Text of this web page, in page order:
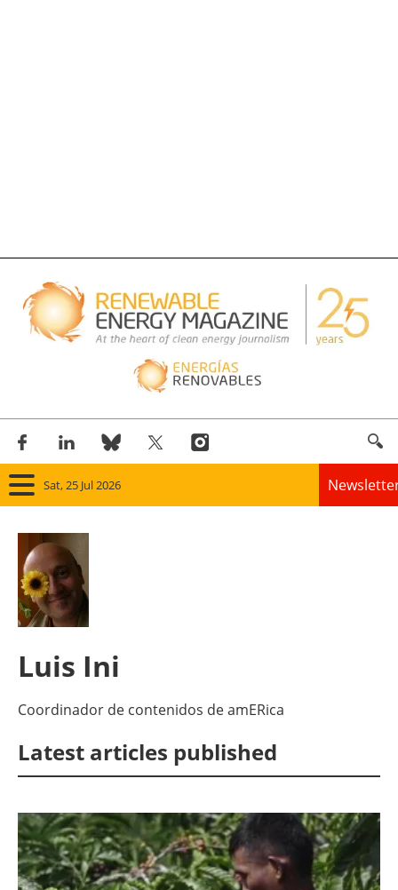
Sat, 25 Jul 2026
Bioenergy
Other renewables
Energy saving
Hydrogen
Luis Ini
Coordinador de contenidos de amERica
Latest articles published